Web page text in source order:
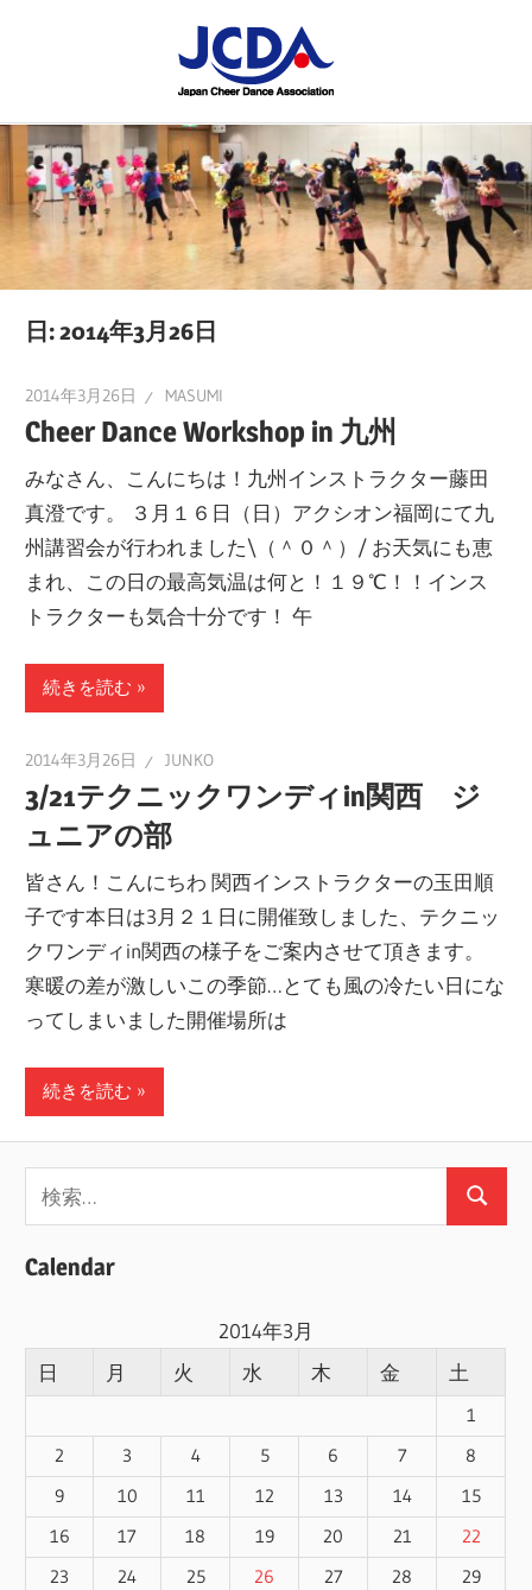
ン
ス
ッ
STAFF
BLOG
の
講
習
会
ベ
ト
レ
ポ
ー
ト
し
ま
す！
日:2014年3月26日
2014年3月26日 MASUMI
Cheer Dance Workshop in 九州
みなさん、こんにちは！九州インストラクター藤田
真澄です。 ３月１６日（日）アクシオン福岡にて九
州講習会が行われました\（＾０＾）/ お天気にも恵
まれ、この日の最高気温は何と！１９℃！！インス
トラクターも気合十分です！ 午
続きを読む
2014年3月26日 JUNKO
3/21テクニックワンディin関西 ジ
ュニアの部
皆さん！こんにちわ 関西インストラクターの玉田順
子です本日は3月２１日に開催致しました、テクニッ
クワンディin関西の様子をご案内させて頂きます。
寒暖の差が激しいこの季節…とても風の冷たい日にな
ってしまいました開催場所は
続きを読む
検
Calendar
2014年3月
日
月 火 水 木 金 土
1
2
3 4 5 6 7
8
9
10 11 12 13 14
15
16
17 18 19 20 21
22
23
24 25 26 27 28
29